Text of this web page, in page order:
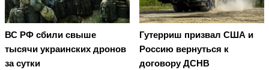
ВС РФ сбили свыше
тысячи украинских дронов
за сутки
Гутерриш призвал США и
Россию вернуться к
договору ДСНВ